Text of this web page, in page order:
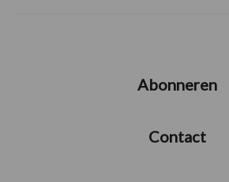
Abonneren
Contact